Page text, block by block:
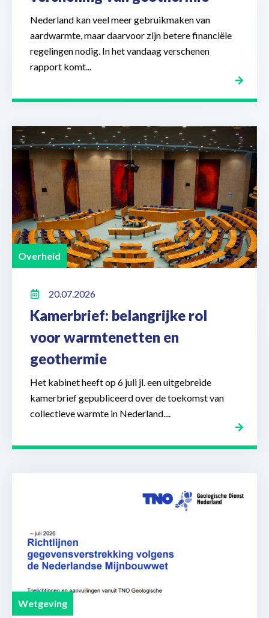
Nederland kan veel meer gebruikmaken van
aardwarmte, maar daarvoor zijn betere financiële
regelingen nodig. In het vandaag verschenen
rapport komt...
Overheid
20.07.2026
Kamerbrief: belangrijke rol
voor warmtenetten en
geothermie
Het kabinet heeft op 6 juli jl. een uitgebreide
kamerbrief gepubliceerd over de toekomst van
collectieve warmte in Nederland....
Wetgeving